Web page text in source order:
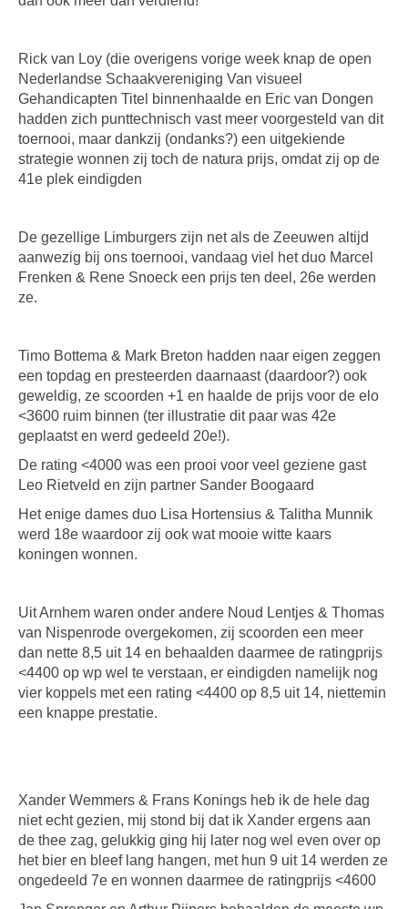
Rick van Loy (die overigens vorige week knap de open
Nederlandse Schaakvereniging Van visueel
Gehandicapten Titel binnenhaalde en Eric van Dongen
hadden zich punttechnisch vast meer voorgesteld van dit
toernooi, maar dankzij (ondanks?) een uitgekiende
strategie wonnen zij toch de natura prijs, omdat zij op de
41e plek eindigden
De gezellige Limburgers zijn net als de Zeeuwen altijd
aanwezig bij ons toernooi, vandaag viel het duo Marcel
Frenken & Rene Snoeck een prijs ten deel, 26e werden
ze.
Timo Bottema & Mark Breton hadden naar eigen zeggen
een topdag en presteerden daarnaast (daardoor?) ook
geweldig, ze scoorden +1 en haalde de prijs voor de elo
<3600 ruim binnen (ter illustratie dit paar was 42e
geplaatst en werd gedeeld 20e!).
De rating <4000 was een prooi voor veel geziene gast
Leo Rietveld en zijn partner Sander Boogaard
Het enige dames duo Lisa Hortensius & Talitha Munnik
werd 18e waardoor zij ook wat mooie witte kaars
koningen wonnen.
Uit Arnhem waren onder andere Noud Lentjes & Thomas
van Nispenrode overgekomen, zij scoorden een meer
dan nette 8,5 uit 14 en behaalden daarmee de ratingprijs
<4400 op wp wel te verstaan, er eindigden namelijk nog
vier koppels met een rating <4400 op 8,5 uit 14, niettemin
een knappe prestatie.
Xander Wemmers & Frans Konings heb ik de hele dag
niet echt gezien, mij stond bij dat ik Xander ergens aan
de thee zag, gelukkig ging hij later nog wel even over op
het bier en bleef lang hangen, met hun 9 uit 14 werden ze
ongedeeld 7e en wonnen daarmee de ratingprijs <4600